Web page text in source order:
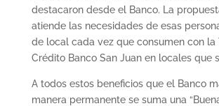
destacaron desde el Banco. La
atiende las necesidades de esas
de local cada vez que consumen con la
Crédito Banco San Juan en locales que
A todos estos beneficios que el Banco
manera permanente se suma una